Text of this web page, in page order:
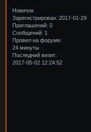
Новичок
Зарегистрирован: 2017-01-29
Приглашений: 0
Сообщений: 1
Провел на форуме:
24 минуты
Последний визит:
2017-05-02 12:24:52